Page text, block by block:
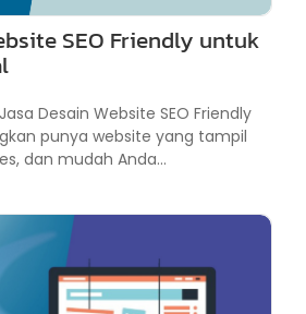
SEO Friendly untuk
Desain Website SEO Friendly
punya website yang tampil
dan mudah Anda...